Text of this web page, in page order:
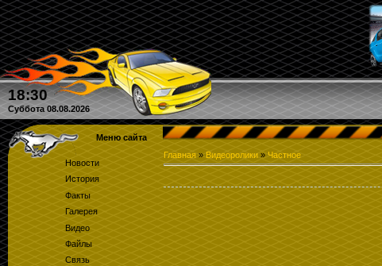
18:30
Суббота 08.08.2026
Меню сайта
Новости
История
Факты
Галерея
Видео
Файлы
Связь
Главная » Видеоролики » Частное